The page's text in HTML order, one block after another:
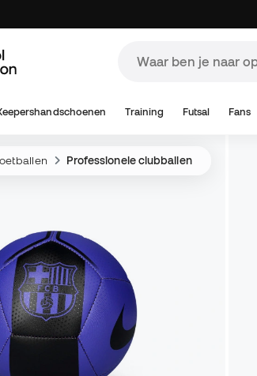
Training Futsal Fans
Professionele clubballen